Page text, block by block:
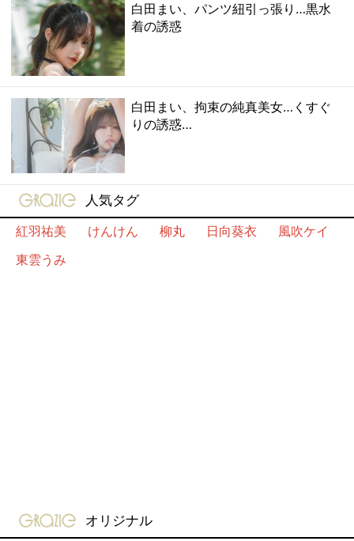
白田まい、パンツ紐引っ張り…黒水
着の誘惑
白田まい、拘束の純真美女…くすぐ
りの誘惑…
gravure-grazie
人気タグ
紅羽祐美
けんけん 柳丸 日向葵衣
風吹ケイ
東雲うみ
gravure-grazie
オリジナル